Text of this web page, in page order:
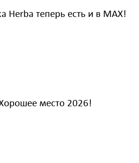
Herba теперь есть и в MAX!
место 2026!